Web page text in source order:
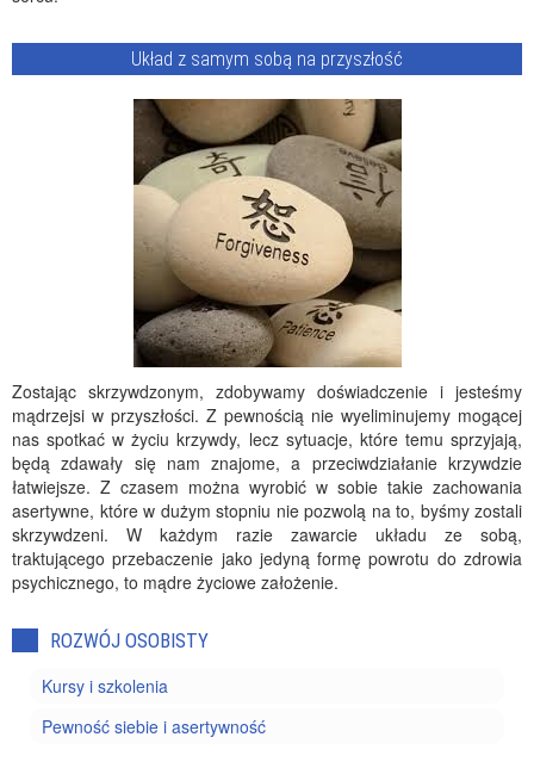
Układ z samym sobą na przyszłość
Zostając skrzywdzonym, zdobywamy doświadczenie i jesteśmy
mądrzejsi w przyszłości. Z pewnością nie wyeliminujemy mogącej
nas spotkać w życiu krzywdy, lecz sytuacje, które temu sprzyjają,
będą zdawały się nam znajome, a przeciwdziałanie krzywdzie
łatwiejsze. Z czasem można wyrobić w sobie takie zachowania
asertywne, które w dużym stopniu nie pozwolą na to, byśmy zostali
skrzywdzeni. W każdym razie zawarcie układu ze sobą,
traktującego przebaczenie jako jedyną formę powrotu do zdrowia
psychicznego, to mądre życiowe założenie.
ROZWÓJ OSOBISTY
Kursy i szkolenia
Pewność siebie i asertywność